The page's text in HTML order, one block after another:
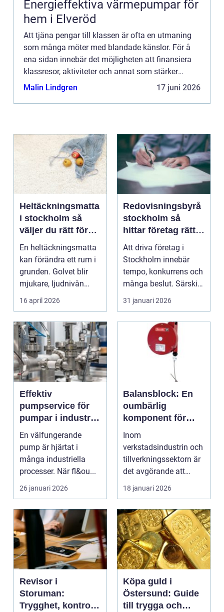
Energieffektiva värmepumpar för
hem i Elveröd
Att tjäna pengar till klassen är ofta en utmaning
som många möter med blandade känslor. För å
ena sidan innebär det möjligheten att finansiera
klassresor, aktiviteter och annat som stärker
sammanh&a...
Malin Lindgren 17 juni 2026
Heltäckningsmatta
i stockholm så
väljer du rätt för
hem och kontor
En heltäckningsmatta
kan förändra ett rum i
grunden. Golvet blir
mjukare, ljudnivån
sjunker och hela...
16 april 2026
Redovisningsbyrå
stockholm så
hittar företag rätt
långsiktig partner
Att driva företag i
Stockholm innebär
tempo, konkurrens och
många beslut. Särskilt
ekonomin kräver m...
31 januari 2026
Effektiv
pumpservice för
pumpar i industrin
– så säkrar du
driften
En välfungerande
pump är hjärtat i
många industriella
processer. När fl&ou...
26 januari 2026
Balansblock: En
oumbärlig
komponent för
ergonomiska
arbetsmiljöer
Inom
verkstadsindustrin och
tillverkningssektorn är
det avgörande att
upprätthå...
18 januari 2026
Revisor i
Storuman:
Trygghet, kontroll
Köpa guld i
Östersund: Guide
till trygga och